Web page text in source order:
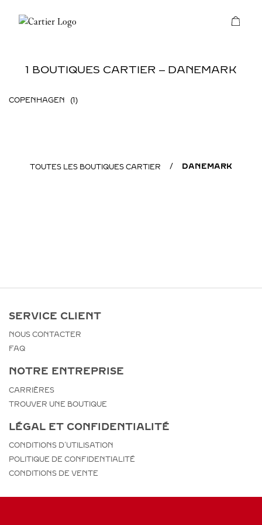
Cartier
1 BOUTIQUES CARTIER ‒ DANEMARK
COPENHAGEN
TOUTES LES BOUTIQUES CARTIER DANEMARK
SERVICE CLIENT
NOUS CONTACTER
FAQ
NOTRE ENTREPRISE
CARRIÈRES
TROUVER UNE BOUTIQUE
LÉGAL ET CONFIDENTIALITÉ
CONDITIONS D’UTILISATION
POLITIQUE DE CONFIDENTIALITÉ
CONDITIONS DE VENTE